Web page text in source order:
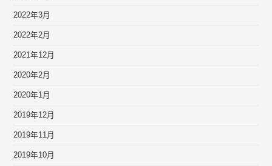
2022年3月
2022年2月
2021年12月
2020年2月
2020年1月
2019年12月
2019年11月
2019年10月